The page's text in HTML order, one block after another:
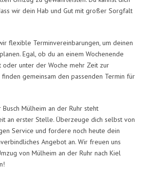
wir dein Hab und Gut mit großer Sorgfalt
flexible Terminvereinbarungen, um deinen
Egal, ob du an einem Wochenende
oder unter der Woche mehr Zeit zur
finden gemeinsam den passenden Termin für
Mülheim an der Ruhr steht
an erster Stelle. Überzeuge dich selbst von
Service und fordere noch heute dein
Angebot an. Wir freuen uns
von Mülheim an der Ruhr nach Kiel